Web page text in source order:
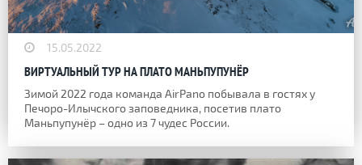
15.05.2022
ВИРТУАЛЬНЫЙ ТУР НА ПЛАТО МАНЬПУПУНЁР
Зимой 2022 года команда AirPano побывала в гостях у
Печоро-Илычского заповедника, посетив плато
Маньпупунёр – одно из 7 чудес России.